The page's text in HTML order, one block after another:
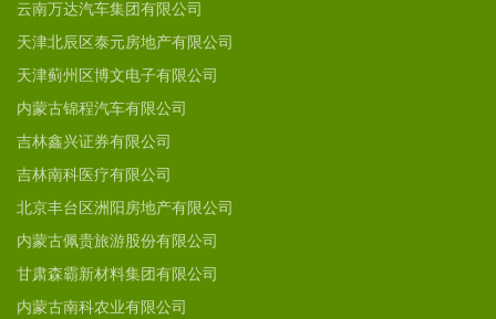
云南万达汽车集团有限公司
天津北辰区泰元房地产有限公司
天津蓟州区博文电子有限公司
内蒙古锦程汽车有限公司
吉林鑫兴证券有限公司
吉林南科医疗有限公司
北京丰台区洲阳房地产有限公司
内蒙古佩贵旅游股份有限公司
甘肃森霸新材料集团有限公司
内蒙古南科农业有限公司